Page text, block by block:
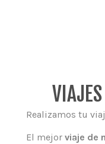
Realizamos tu
El mejor viaje de